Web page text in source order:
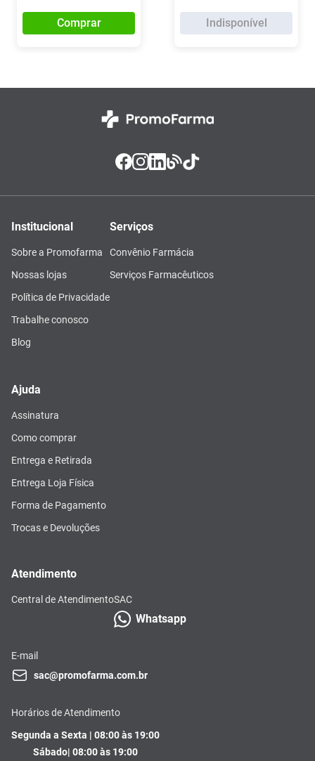
Comprar Indisponível
Institucional
Sobre a Promofarma
Nossas lojas
Política de Privacidade
Trabalhe conosco
Blog
Serviços
Convênio Farmácia
Serviços Farmacêuticos
Ajuda
Assinatura
Como comprar
Entrega e Retirada
Entrega Loja Física
Forma de Pagamento
Trocas e Devoluções
Atendimento
Central de AtendimentoSAC
Whatsapp
E-mail
sac@promofarma.com.br
Horários de Atendimento
Segunda a Sexta | 08:00 às 19:00
Sábado| 08:00 às 19:00